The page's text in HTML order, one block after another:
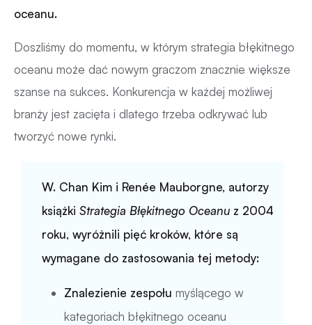
oceanu.
Doszliśmy do momentu, w którym strategia błękitnego
oceanu może dać nowym graczom znacznie większe
szanse na sukces. Konkurencja w każdej możliwej
branży jest zacięta i dlatego trzeba odkrywać lub
tworzyć nowe rynki.
W. Chan Kim i Renée Mauborgne, autorzy
książki Strategia Błękitnego Oceanu z 2004
roku, wyróżnili pięć kroków, które są
wymagane do zastosowania tej metody:
Znalezienie zespołu myślącego w
kategoriach błękitnego oceanu